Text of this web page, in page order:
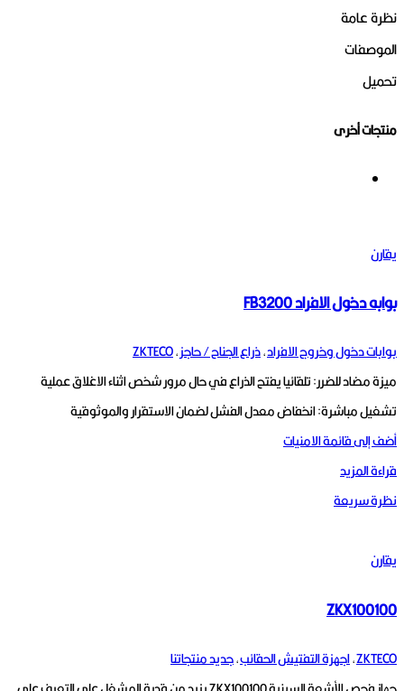
نظرة عامة
الموصفات
تحميل
منتجات أخرى
يقارن
بوابه دخول الافراد FB3200
بوابات دخول وخروج الافراد,ذراع الجناح / حاجز,
ZKTECO
ميزة مضاد للضرر: تلقائيا يفتح الذراع في حال مرور شخص اثناء الاغلاق عملية
تشغيل مباشرة: انخفاض معدل الفشل لضمان الاستقرار والموثوقية
أضف إلى قائمة الامنيات
قراءة المزيد
نظرة سريعة
يقارن
ZKX100100
ZKTECO
,اجهزة التفتيش الحقائب,جديد منتجاتنا